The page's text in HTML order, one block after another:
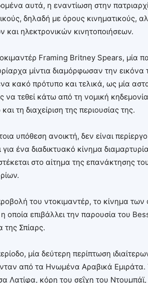
αυτά, η εναντίωση στην
δηλαδή με όρους κινηματικούς,
και ηλεκτρονικών κινητοποιήσεων.
Framing Britney Spears, μία
μίντια διαμόρφωσαν την
κακό πρότυπο και τελικά, ως μία
να τεθεί κάτω από τη νομική
τη διαχείριση της περιουσίας της.
υπόθεση ανοικτή, δεν είναι
για ένα διαδικτυακό κίνημα
στο αίτημα της επανάκτησης
του ντοκιμαντέρ, το κίνημα των
οποία επιβάλλει την παρουσία του
της Σπίαρς.
μία δεύτερη περίπτωση
από τα Ηνωμένα Αραβικά Εμιράτα.
Λατίφα, κόρη του σεΐχη του